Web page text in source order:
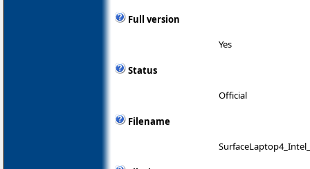
Full version
Yes
Status
Official
Filename